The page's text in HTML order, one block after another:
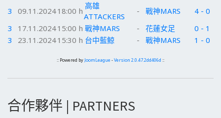
3
09.11.202418:00 h
高雄
ATTACKERS
- 戰神MARS
4 - 0
3
17.11.202415:00 h 戰神MARS - 花蓮女足
0 - 1
3
23.11.202415:30 h 台中藍鯨 - 戰神MARS 1 - 0
:: Powered by JoomLeague -Version 2.0.47.2dd406d ::
合作夥伴 | PARTNERS